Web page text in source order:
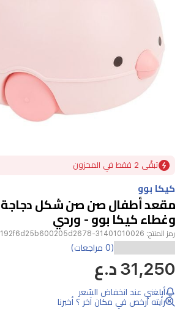
1
تبقًى 2 فقط في المخزون
كيكا بوو
مقعد أطفال صن صن شكل
وغطاء كيكا بوو - وردي
رمز المنتج: 31401010026-6636192f6d25b600205d2678
(0 مراجعات)
31,250 د.ع
أبلغني عند انخفاض السّعر
رأيته أرخص في مكان آخر ؟ أخبرنا